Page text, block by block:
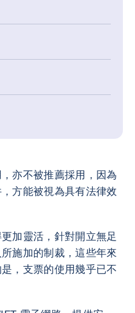
亦不被推薦採用，因為
方能被視為具有法律效
加靈活，針對開立無足
施加的制裁，這些年來
，支票的使用幾乎已不